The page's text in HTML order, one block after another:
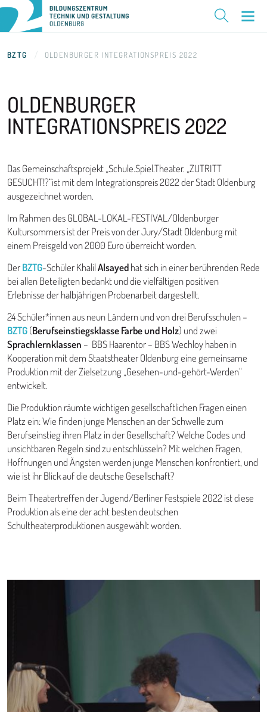
BZTG OLDENBURGER INTEGRATIONSPREIS 2022
OLDENBURGER
INTEGRATIONSPREIS2022
Das Gemeinschaftsprojekt „Schule.Spiel.Theater. „ZUTRITT
GESUCHT!?“ist mit dem Integrationspreis 2022 der Stadt Oldenburg
ausgezeichnet worden.
Im Rahmen des GLOBAL-LOKAL-FESTIVAL/Oldenburger
Kultursommers ist der Preis von der Jury/Stadt Oldenburg mit
einem Preisgeld von 2000 Euro überreicht worden.
DerBZTG-Schüler KhalilAlsayedhat sich in einer berührenden Rede
bei allen Beteiligten bedankt und die vielfältigen positiven
Erlebnisse der halbjährigen Probenarbeit dargestellt.
24 Schüler*innen aus neun Ländern und von drei Berufsschulen –
BZTG(Berufseinstiegsklasse Farbe und Holz) und zwei
Sprachlernklassen – BBS Haarentor – BBS Wechloy haben in
Kooperation mit dem Staatstheater Oldenburg eine gemeinsame
Produktion mit der Zielsetzung „Gesehen-und-gehört-Werden“
entwickelt.
Die Produktion räumte wichtigen gesellschaftlichen Fragen einen
Platz ein: Wie finden junge Menschen an der Schwelle zum
Berufseinstieg ihren Platz in der Gesellschaft? Welche Codes und
unsichtbaren Regeln sind zu entschlüsseln? Mit welchen Fragen,
Hoffnungen und Ängsten werden junge Menschen konfrontiert, und
wie ist ihr Blick auf die deutsche Gesellschaft?
Beim Theatertreffen der Jugend/Berliner Festspiele 2022 ist diese
Produktion als eine der acht besten deutschen
Schultheaterproduktionen ausgewählt worden.